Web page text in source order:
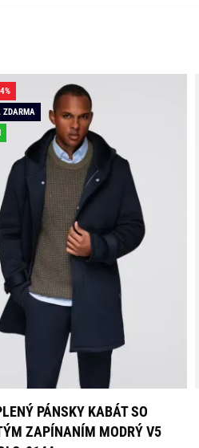
ZDARMA
PÁNSKY KABÁT SO
ZAPÍNANÍM MODRÝ V5